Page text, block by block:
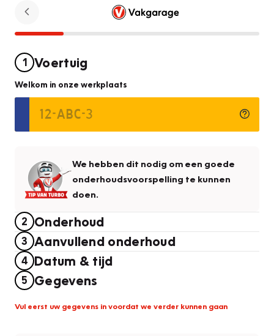
1 Voertuig
Welkom in onze werkplaats
We hebben dit nodig om een goede
onderhoudsvoorspelling te kunnen
doen.
2 Onderhoud
3 Aanvullend onderhoud
4 Datum & tijd
5 Gegevens
Vul eerst uw gegevens in voordat we verder kunnen gaan